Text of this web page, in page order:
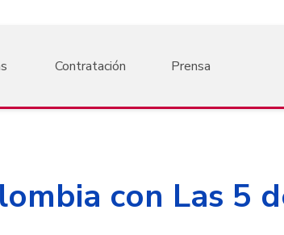
Contratación Prensa
con Las 5 de